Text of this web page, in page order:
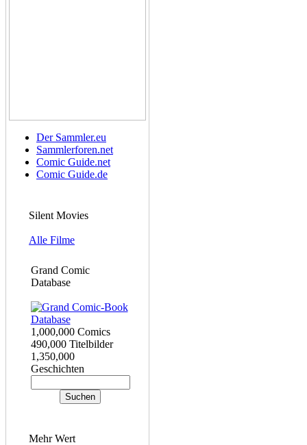
Der Sammler.eu
Sammlerforen.net
Comic Guide.net
Comic Guide.de
Silent Movies
Alle Filme
Grand Comic
Database
1,000,000 Comics
490,000 Titelbilder
1,350,000
Geschichten
Mehr Wert